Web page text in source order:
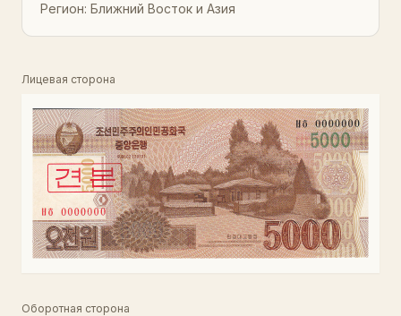
Регион: Ближний Восток и Азия
Лицевая сторона
Оборотная сторона